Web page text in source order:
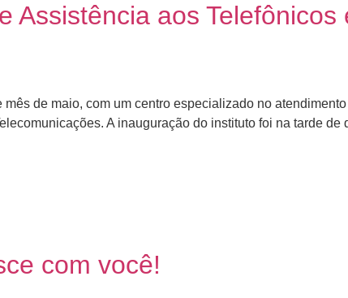
Assistência aos
de maio, com um centro especializado no
A inauguração do instituto foi na tarde de
com você!